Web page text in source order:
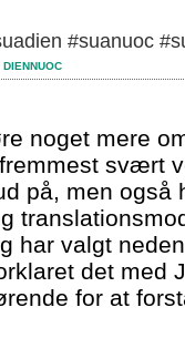
#suanuoc
DIENNUOC
noget mere
svært
på, men også
har valgt
det med
for at